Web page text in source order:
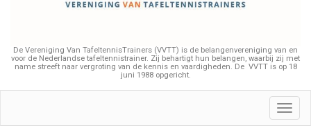
De Vereniging Van TafeltennisTrainers (VVTT) is de belangenvereniging van en
voor de Nederlandse tafeltennistrainer. Zij behartigt hun belangen, waarbij zij met
name streeft naar vergroting van de kennis en vaardigheden. De VVTT is op 18
juni 1988 opgericht.